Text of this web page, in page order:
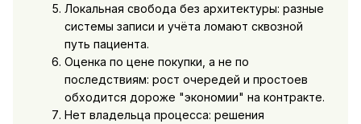
Локальная свобода без архитектуры: разные
системы записи и учёта ломают сквозной
путь пациента.
Оценка по цене покупки, а не по
последствиям: рост очередей и простоев
обходится дороже "экономии" на контракте.
Нет владельца процесса: решения